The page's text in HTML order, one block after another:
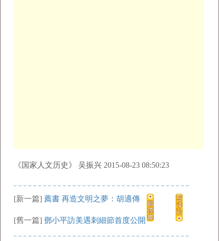
《国家人文历史》 吴振兴 2015-08-23 08:50:23
[新一篇] 薦書 再造文明之夢：胡適傳
[舊一篇] 鄧小平訪美遇刺細節首度公開